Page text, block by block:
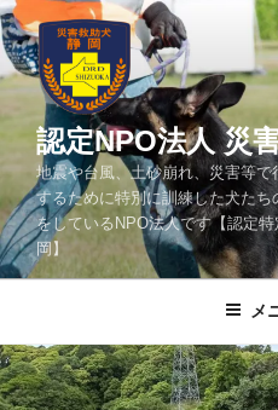
コ
ン
テ
ン
キ
ッ
プ
認定NPO法人 災
地震や台風、土砂崩れ、災害等
するために特別に訓練した犬た
をしているNPO法人です【認定
岡】
メ